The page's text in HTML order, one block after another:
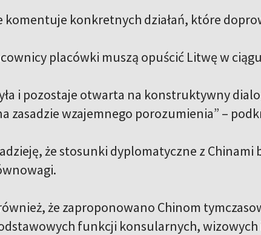
konkretnych działań, które
placówki muszą opuścić Litwę w
i pozostaje otwarta na konstruktywny
zasadzie wzajemnego porozumienia” –
że stosunki dyplomatyczne z Chinami
że zaproponowano Chinom
funkcji konsularnych, wizowych